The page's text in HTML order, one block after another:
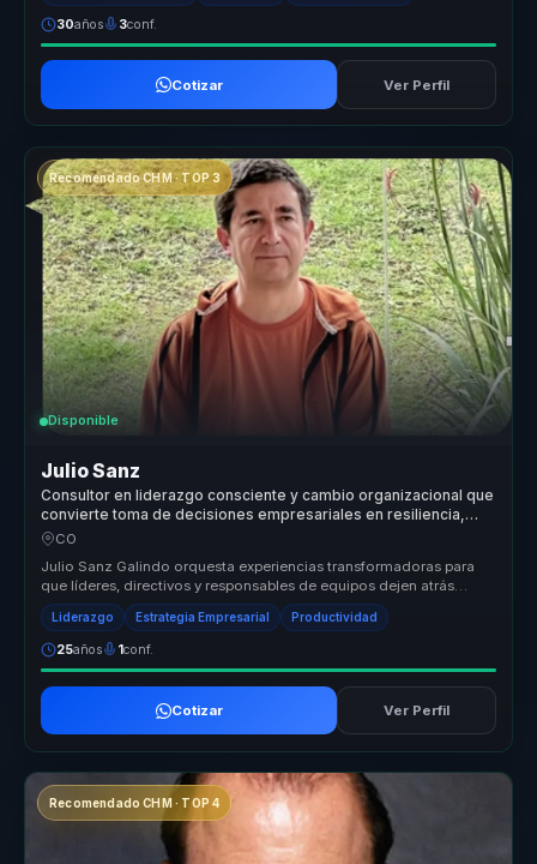
30años 3conf.
Cotizar Ver Perfil
Recomendado CHM · TOP 3
Disponible
Julio Sanz
Consultor en liderazgo consciente y cambio organizacional que
convierte toma de decisiones empresariales en resiliencia,
productividad y ejecución para equipos.
CO
Julio Sanz Galindo orquesta experiencias transformadoras para
que líderes, directivos y responsables de equipos dejen atrás
equipos desal...
Liderazgo Estrategia Empresarial Productividad
25años 1conf.
Cotizar Ver Perfil
Recomendado CHM · TOP 4